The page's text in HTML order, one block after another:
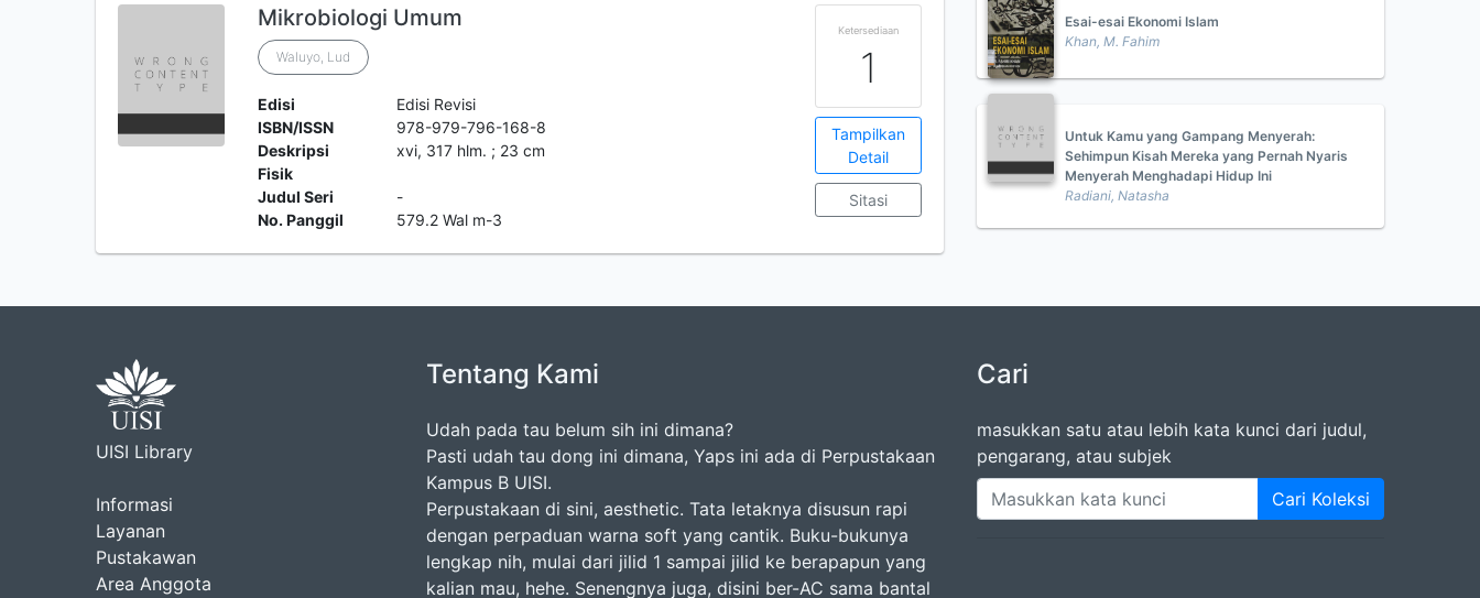
Mikrobiologi Umum
Waluyo, Lud
Edisi
Edisi Revisi
ISBN/ISSN
978-979-796-168-8
Deskripsi
Fisik
xvi, 317 hlm. ; 23 cm
Judul Seri
-
No. Panggil
579.2 Wal m-3
Ketersediaan
1
Tampilkan
Detail
Sitasi
Esai-esai Ekonomi Islam
Khan, M. Fahim
Untuk Kamu yang Gampang Menyerah:
Sehimpun Kisah Mereka yang Pernah Nyaris
Menyerah Menghadapi Hidup Ini
Radiani, Natasha
UISI Library
Informasi
Layanan
Pustakawan
Area Anggota
Tentang Kami
Udah pada tau belum sih ini dimana?
Pasti udah tau dong ini dimana, Yaps ini ada di Perpustakaan
Kampus B UISI.
Perpustakaan di sini, aesthetic. Tata letaknya disusun rapi
dengan perpaduan warna soft yang cantik. Buku-bukunya
lengkap nih, mulai dari jilid 1 sampai jilid ke berapapun yang
kalian mau, hehe. Senengnya juga, disini ber-AC sama bantal
Cari
masukkan satu atau lebih kata kunci dari judul,
pengarang, atau subjek
Cari Koleksi